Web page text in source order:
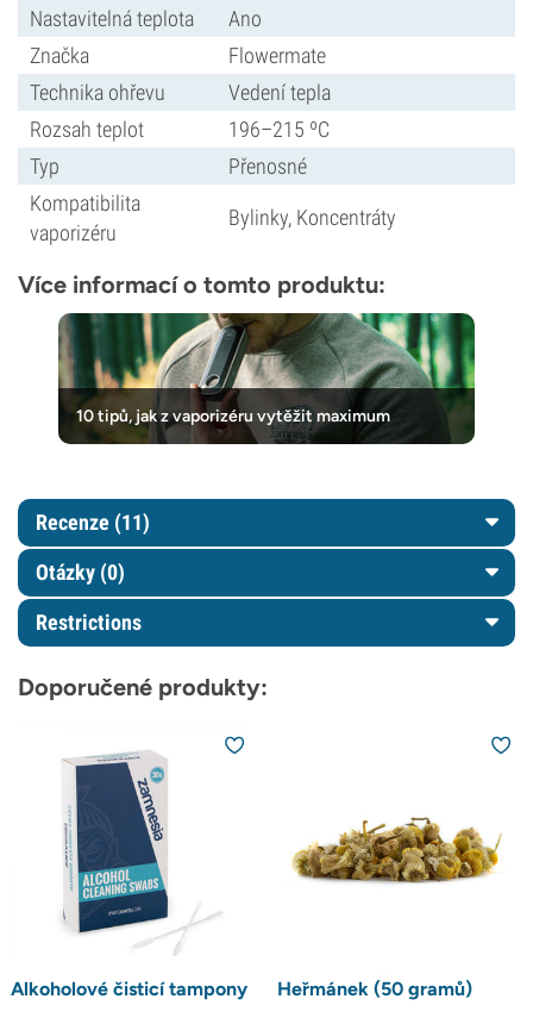
Nastavitelná teplota
Ano
Značka
Flowermate
Technika ohřevu
Vedení tepla
Rozsah teplot
196–215 ºC
Typ
Přenosné
Kompatibilita
vaporizéru
Bylinky, Koncentráty
Více informací o tomto produktu:
10 tipů, jak z vaporizéru vytěžit maximum
Recenze (11)
Otázky (0)
Restrictions
Doporučené produkty:
Alkoholové čisticí tampony Heřmánek (50 gramů)